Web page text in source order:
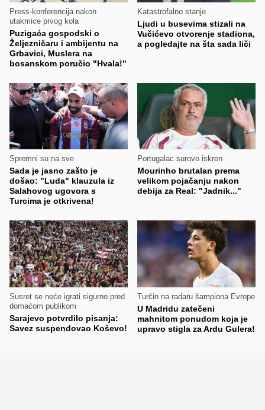
Press-konferencija nakon
utakmice prvog kola
Puzigaća gospodski o
Željezničaru i ambijentu na
Grbavici, Muslera na
bosanskom poručio "Hvala!"
Katastrofalno stanje
Ljudi u busevima stizali na
Vučićevo otvorenje stadiona,
a pogledajte na šta sada liči
Spremni su na sve
Sada je jasno zašto je
došao: "Luda" klauzula iz
Salahovog ugovora s
Turcima je otkrivena!
Portugalac surovo iskren
Mourinho brutalan prema
velikom pojačanju nakon
debija za Real: "Jadnik..."
Susret se neće igrati sigurno pred
domaćom publikom
Sarajevo potvrdilo pisanja:
Savez suspendovao Koševo!
Turčin na radaru šampiona Evrope
U Madridu zatečeni
mahnitom ponudom koja je
upravo stigla za Ardu Gulera!